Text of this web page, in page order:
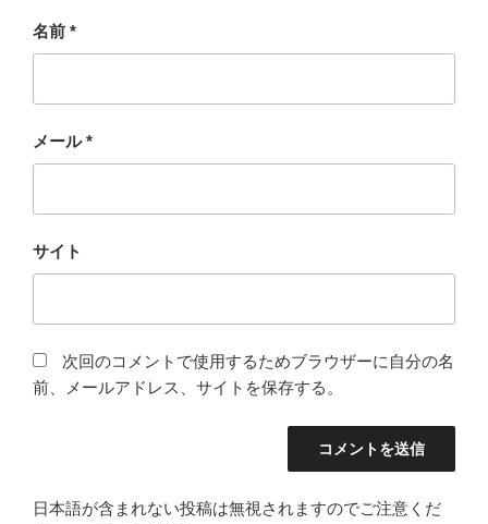
名前 *
メール*
サイト
次回のコメントで使用するためブラウザーに自分の名
前、メールアドレス、サイトを保存する。
日本語が含まれない投稿は無視されますのでご注意くだ